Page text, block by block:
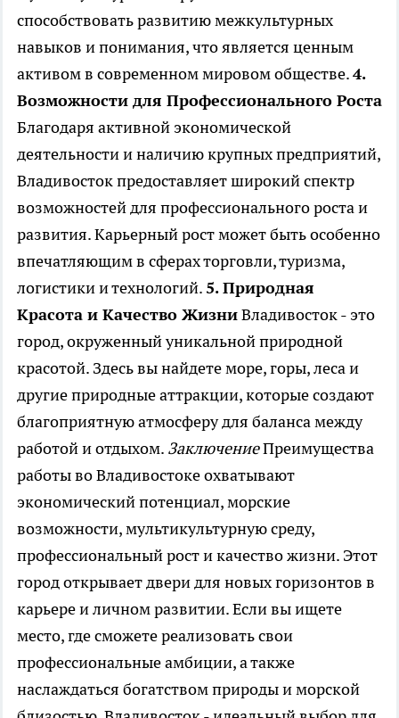
способствовать развитию межкультурных
навыков и понимания, что является ценным
активом в современном мировом обществе.4.
Возможности для Профессионального Роста
Благодаря активной экономической
деятельности и наличию крупных предприятий,
Владивосток предоставляет широкий спектр
возможностей для профессионального роста и
развития. Карьерный рост может быть особенно
впечатляющим в сферах торговли, туризма,
логистики и технологий. 5. Природная
Красота и Качество ЖизниВладивосток - это
город, окруженный уникальной природной
красотой. Здесь вы найдете море, горы, леса и
другие природные аттракции, которые создают
благоприятную атмосферу для баланса между
работой и отдыхом. ЗаключениеПреимущества
работы во Владивостоке охватывают
экономический потенциал, морские
возможности, мультикультурную среду,
профессиональный рост и качество жизни. Этот
город открывает двери для новых горизонтов в
карьере и личном развитии. Если вы ищете
место, где сможете реализовать свои
профессиональные амбиции, а также
наслаждаться богатством природы и морской